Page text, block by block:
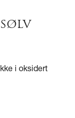
i oksidert